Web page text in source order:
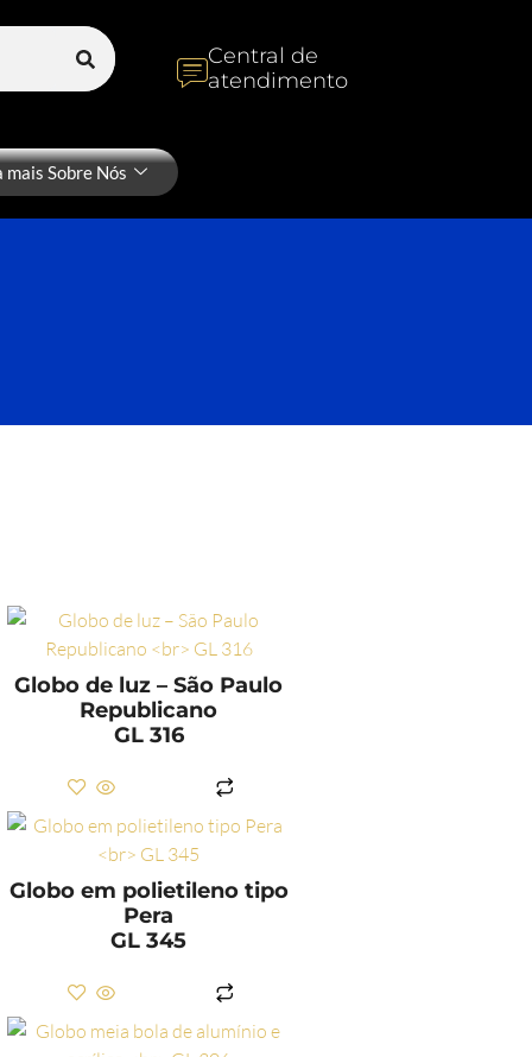
Central de
atendimento
mais Sobre Nós
Globo de luz – São Paulo
Republicano
GL 316
Globo em polietileno tipo
Pera
GL 345